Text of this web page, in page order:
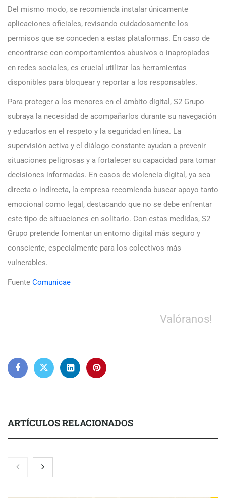
Del mismo modo, se recomienda instalar únicamente
aplicaciones oficiales, revisando cuidadosamente los
permisos que se conceden a estas plataformas. En caso de
encontrarse con comportamientos abusivos o inapropiados
en redes sociales, es crucial utilizar las herramientas
disponibles para bloquear y reportar a los responsables.
Para proteger a los menores en el ámbito digital, S2 Grupo
subraya la necesidad de acompañarlos durante su navegación
y educarlos en el respeto y la seguridad en línea. La
supervisión activa y el diálogo constante ayudan a prevenir
situaciones peligrosas y a fortalecer su capacidad para tomar
decisiones informadas. En casos de violencia digital, ya sea
directa o indirecta, la empresa recomienda buscar apoyo tanto
emocional como legal, destacando que no se debe enfrentar
este tipo de situaciones en solitario. Con estas medidas, S2
Grupo pretende fomentar un entorno digital más seguro y
consciente, especialmente para los colectivos más
vulnerables.
Fuente Comunicae
Valóranos!
ARTÍCULOS RELACIONADOS
Nicols presenta seis modelos de anillos de compromiso para el
eclipse solar del 12 de agosto